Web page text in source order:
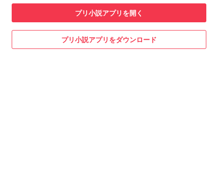
プリ小説アプリを開く
プリ小説アプリをダウンロード